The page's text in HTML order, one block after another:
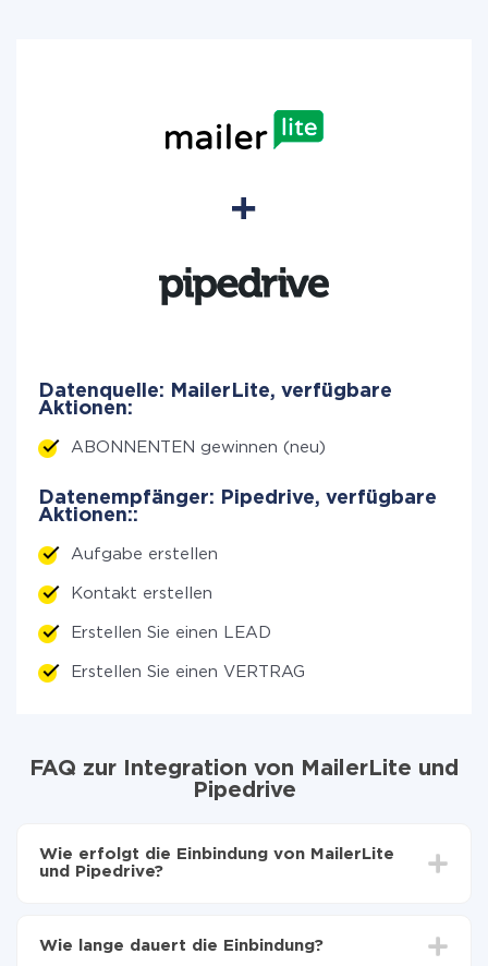
Datenquelle: MailerLite, verfügbare
Aktionen:
ABONNENTEN gewinnen (neu)
Datenempfänger: Pipedrive, verfügbare
Aktionen::
Aufgabe erstellen
Kontakt erstellen
Erstellen Sie einen LEAD
Erstellen Sie einen VERTRAG
FAQ zur Integration von MailerLite und
Pipedrive
Wie erfolgt die Einbindung von MailerLite
und Pipedrive?
zu übertragen
Wie lange dauert die Einbindung?